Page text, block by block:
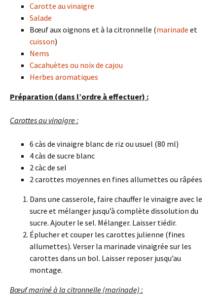
Carotte au vinaigre
Salade
Bœuf aux oignons et à la citronnelle (marinade et
cuisson)
Nems
Cacahuètes ou noix de cajou
Herbes aromatiques
Préparation (dans l’ordre à effectuer) :
Carottes au vinaigre :
6 càs de vinaigre blanc de riz ou usuel (80 ml)
4 càs de sucre blanc
2 càc de sel
2 carottes moyennes en fines allumettes ou râpées
Dans une casserole, faire chauffer le vinaigre avec le
sucre et mélanger jusqu’à complète dissolution du
sucre. Ajouter le sel. Mélanger. Laisser tiédir.
Éplucher et couper les carottes julienne (fines
allumettes). Verser la marinade vinaigrée sur les
carottes dans un bol. Laisser reposer jusqu’au
montage.
Bœuf mariné à la citronnelle (marinade) :